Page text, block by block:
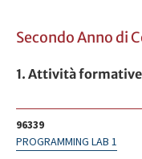
Secondo Anno di
1. Attività
96339
PROGRAMMING LAB 1